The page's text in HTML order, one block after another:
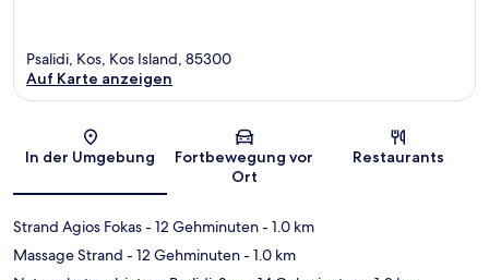
Karte
Psalidi, Kos, Kos Island, 85300
Auf Karte anzeigen
In der Umgebung
Fortbewegung vor
Ort
Restaurants
Strand Agios Fokas- 12 Gehminuten- 1.0 km
Massage Strand - 12 Gehminuten- 1.0 km